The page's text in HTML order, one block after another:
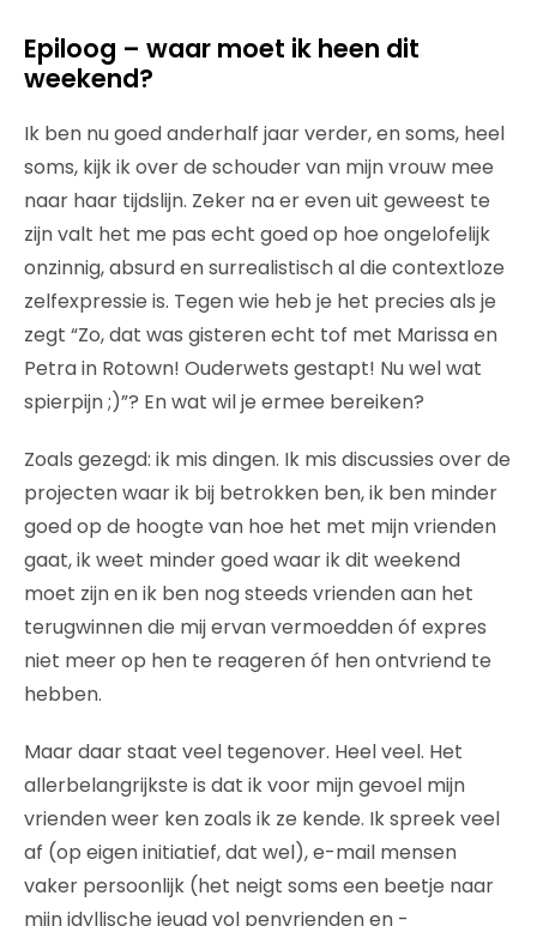
Epiloog – waar moet ik heen dit
weekend?
Ik ben nu goed anderhalf jaar verder, en soms, heel
soms, kijk ik over de schouder van mijn vrouw mee
naar haar tijdslijn. Zeker na er even uit geweest te
zijn valt het me pas echt goed op hoe ongelofelijk
onzinnig, absurd en surrealistisch al die contextloze
zelfexpressie is. Tegen wie heb je het precies als je
zegt “Zo, dat was gisteren echt tof met Marissa en
Petra in Rotown! Ouderwets gestapt! Nu wel wat
spierpijn ;)”? En wat wil je ermee bereiken?
Zoals gezegd: ik mis dingen. Ik mis discussies over de
projecten waar ik bij betrokken ben, ik ben minder
goed op de hoogte van hoe het met mijn vrienden
gaat, ik weet minder goed waar ik dit weekend
moet zijn en ik ben nog steeds vrienden aan het
terugwinnen die mij ervan vermoedden óf expres
niet meer op hen te reageren óf hen ontvriend te
hebben.
Maar daar staat veel tegenover. Heel veel. Het
allerbelangrijkste is dat ik voor mijn gevoel mijn
vrienden weer ken zoals ik ze kende. Ik spreek veel
af (op eigen initiatief, dat wel), e-mail mensen
vaker persoonlijk (het neigt soms een beetje naar
mijn idyllische jeugd vol penvrienden en -